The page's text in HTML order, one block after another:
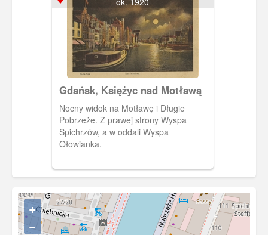
Gdańsk, Księżyc nad Motławą
Nocny widok na Motławę i Długie
Pobrzeże. Z prawej strony Wyspa
Spichrzów, a w oddali Wyspa
Ołowianka.
+
−